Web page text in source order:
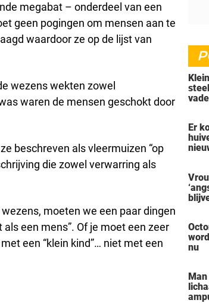
megabat – onderdeel van een
geen pogingen om mensen aan te
waardoor ze op de lijst van
wezens wekten zowel
waren de mensen geschokt door
beschreven als vleermuizen “op
die zowel verwarring als
moeten we een paar dingen
een mens”. Of je moet een zeer
een “klein kind”… niet met een
Er
man
een
nu